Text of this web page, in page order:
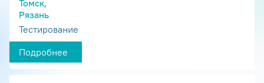
Томск,
Рязань
Тестирование
Подробнее